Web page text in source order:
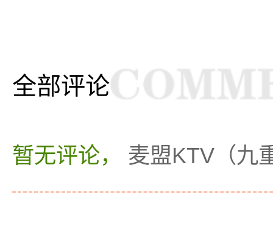
全部评论
暂无评论， 麦盟KTV（九